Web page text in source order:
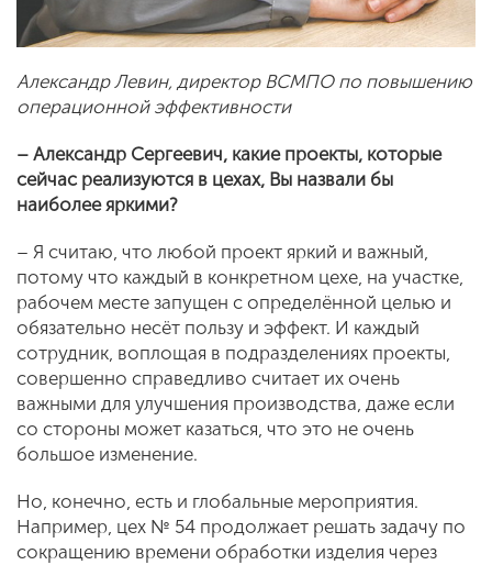
Александр Левин, директор ВСМПО по повышению
операционной эффективности
– Александр Сергеевич, какие проекты, которые
сейчас реализуются в цехах, Вы назвали бы
наиболее яркими?
– Я считаю, что любой проект яркий и важный,
потому что каждый в конкретном цехе, на участке,
рабочем месте запущен с определённой целью и
обязательно несёт пользу и эффект. И каждый
сотрудник, воплощая в подразделениях проекты,
совершенно справедливо считает их очень
важными для улучшения производства, даже если
со стороны может казаться, что это не очень
большое изменение.
Но, конечно, есть и глобальные мероприятия.
Например, цех № 54 продолжает решать задачу по
сокращению времени обработки изделия через